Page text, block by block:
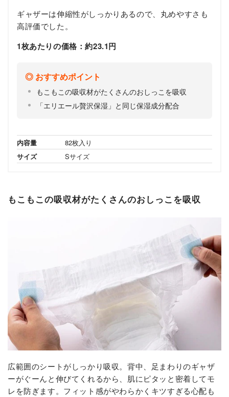
ギャザーは伸縮性がしっかりあるので、丸めやすさも
高評価でした。
1枚あたりの価格：約23.1円
おすすめポイント
もこもこの吸収材がたくさんのおしっこを吸収
「エリエール贅沢保湿」と同じ保湿成分配合
内容量
82枚入り
サイズ
Sサイズ
もこもこの吸収材がたくさんのおしっこを吸収
広範囲のシートがしっかり吸収。背中、足まわりのギャザ
ーがぐーんと伸びてくれるから、肌にピタッと密着してモ
レを防ぎます。フィット感がやわらかくキツすぎる心配も